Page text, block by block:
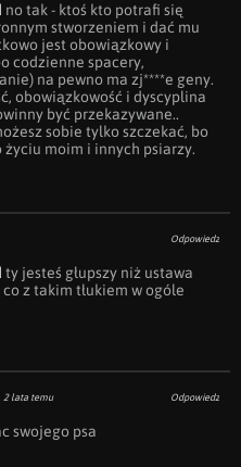
no tak - ktoś kto potrafi się
stworzeniem i dać mu
jest obowiązkowy i
codzienne spacery,
na pewno ma zj****e geny.
obowiązkowość i dyscyplina
być przekazywane..
sobie tylko szczekać, bo
życiu moim i innych psiarzy.
Odpowiedz
ty jesteś głupszy niż ustawa
z takim tłukiem w ogóle
2 lata temu Odpowiedz
swojego psa